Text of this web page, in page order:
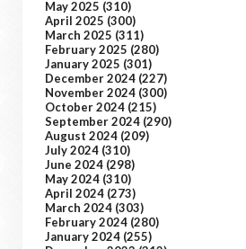
May 2025 (310)
April 2025 (300)
March 2025 (311)
February 2025 (280)
January 2025 (301)
December 2024 (227)
November 2024 (300)
October 2024 (215)
September 2024 (290)
August 2024 (209)
July 2024 (310)
June 2024 (298)
May 2024 (310)
April 2024 (273)
March 2024 (303)
February 2024 (280)
January 2024 (255)